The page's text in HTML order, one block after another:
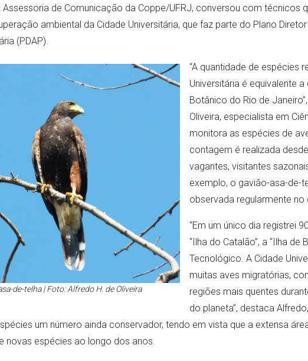
Assessoria de Comunicação da Coppe/UFRJ, conversou com técnicos
ambiental da Cidade Universitária, que faz parte do Plano
(PDAP).
de-telha | Foto: Alfredo H. de Oliveira
“A quantidade de espécies
Universitária é equivalente
Botânico do Rio de
Oliveira, especialista em
monitora as espécies de
contagem é realizada
vagantes, visitantes
exemplo, o gavião-asa-de-
observada regularmente no
“Em um único dia registrei
“Ilha do Catalão”, a “Ilha de
Tecnológico. A Cidade
muitas aves migratórias,
regiões mais quentes
do planeta”, destaca
um número ainda conservador, tendo em vista que a extensa
novas espécies ao longo dos anos.